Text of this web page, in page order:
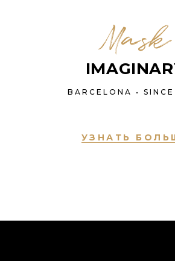
Mask
BARCELONA •
УЗНАТЬ